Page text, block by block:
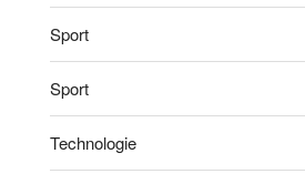
Sport
Sport
Technologie